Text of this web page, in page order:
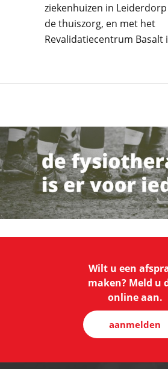
ziekenhuizen in
de thuiszorg, en met het
Revalidatiecentrum Basalt
Wilt u een
maken? Meld u
online aan.
aanmelden